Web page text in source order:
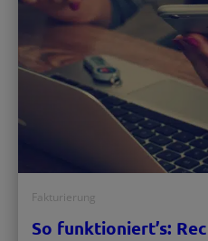
Alle Funktionen
Übersicht &
Übersichtliche
Starthilfe-Paket
Hilfe beim
Registrierte
Buchhalter
Fakturierung
So funktioniert’s: